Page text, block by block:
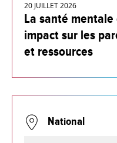
20 JUILLET 2026
La santé
impact sur les
et ressources
National